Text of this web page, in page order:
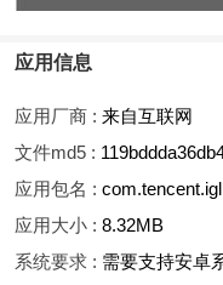
应用信息
应用厂商 : 来自互联网
文件md5 :
应用包名 :
应用大小 : 8.32MB
系统要求 : 需要支持安卓